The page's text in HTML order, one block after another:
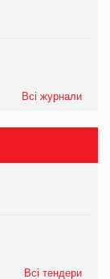
Всі журнали
Всі тендери